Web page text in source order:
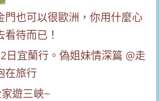
門也可以很歐洲，你用什麼心
待而已！
遊三峽~